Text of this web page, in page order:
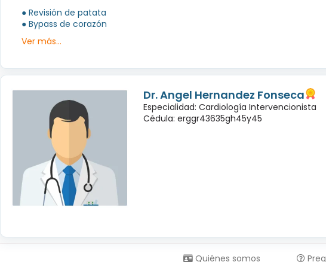
● Revisión de patata
● Bypass de corazón
Ver más...
Dr. Angel Hernandez Fonseca
Especialidad: Cardiología Intervencionista
Cédula: erggr43635gh45y45
Quiénes somos